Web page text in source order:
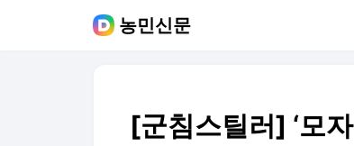
농민신문
[군침스틸러] ‘모